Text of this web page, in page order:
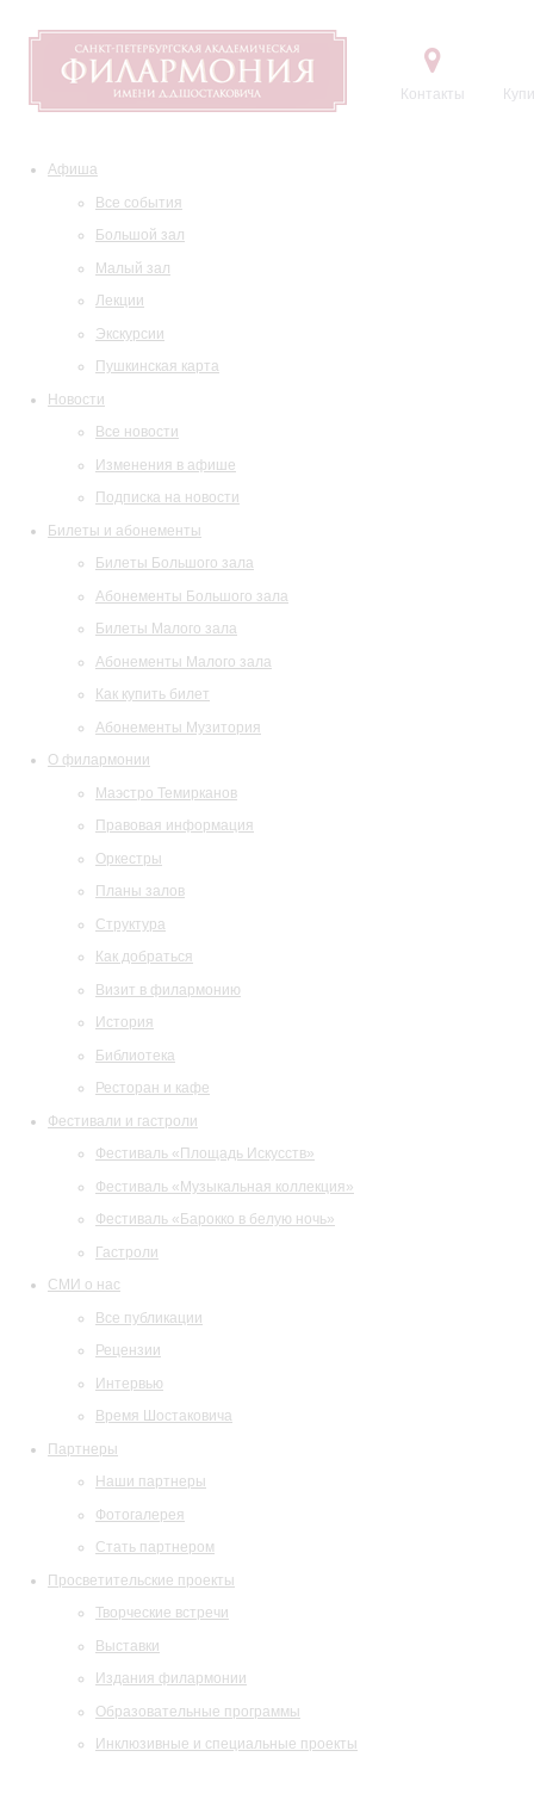
Контакты
Афиша
Все события
Большой зал
Малый зал
Лекции
Экскурсии
Пушкинская карта
Новости
Все новости
Изменения в афише
Подписка на новости
Билеты и абонементы
Билеты Большого зала
Абонементы Большого зала
Билеты Малого зала
Абонементы Малого зала
Как купить билет
Абонементы Музитория
О филармонии
Маэстро Темирканов
Правовая информация
Оркестры
Планы залов
Структура
Как добраться
Визит в филармонию
История
Библиотека
Ресторан и кафе
Фестивали и гастроли
Фестиваль «Площадь Искусств»
Фестиваль «Музыкальная коллекция»
Фестиваль «Барокко в белую ночь»
Гастроли
СМИ о нас
Все публикации
Рецензии
Интервью
Время Шостаковича
Партнеры
Наши партнеры
Фотогалерея
Стать партнером
Просветительские проекты
Творческие встречи
Выставки
Издания филармонии
Образовательные программы
Инклюзивные и специальные проекты